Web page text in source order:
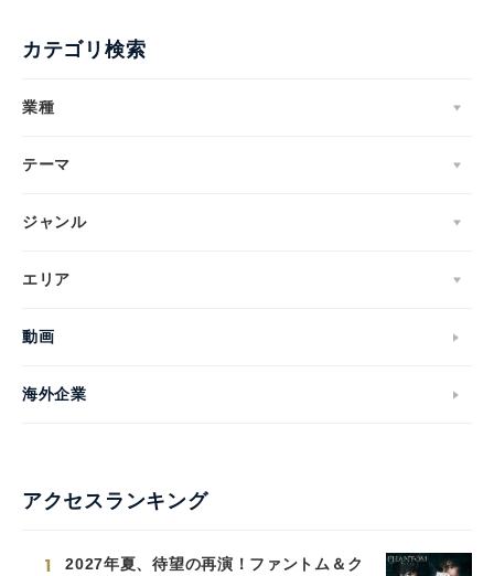
カテゴリ検索
業種
テーマ
ジャンル
エリア
動画
海外企業
アクセスランキング
1 2027年夏、待望の再演！ファントム＆ク